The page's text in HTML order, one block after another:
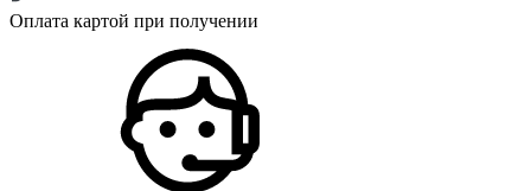
Оплата картой при получении